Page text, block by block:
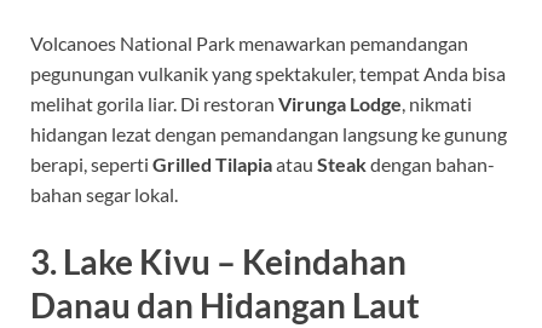
Volcanoes National Park menawarkan pemandangan
pegunungan vulkanik yang spektakuler, tempat Anda bisa
melihat gorila liar. Di restoran Virunga Lodge, nikmati
hidangan lezat dengan pemandangan langsung ke gunung
berapi, seperti Grilled Tilapiaatau Steakdengan bahan-
bahan segar lokal.
3. Lake Kivu – Keindahan
Danau dan Hidangan Laut